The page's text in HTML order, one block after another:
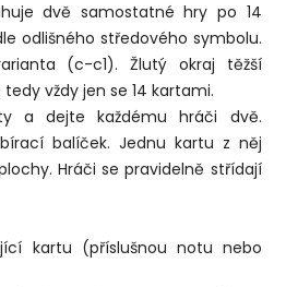
dvě samostatné hry po 14
odlišného středového symbolu.
(c-c1). Žlutý okraj těžší
vždy jen se 14 kartami.
a dejte každému hráči dvě.
balíček. Jednu kartu z něj
Hráči se pravidelně střídají
kartu (příslušnou notu nebo